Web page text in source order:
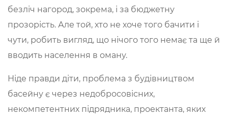
безліч нагород, зокрема, і за бюджетну
прозорість. Але той, хто не хоче того бачити і
чути, робить вигляд, що нічого того немає та ще й
вводить населення в оману.
Ніде правди діти, проблема з будівництвом
басейну є через недобросовісних,
некомпетентних підрядника, проектанта, яких